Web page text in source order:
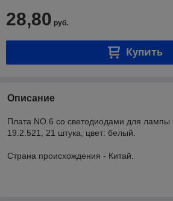
28,80 руб.
Купить
Описание
Плата NO.6 со светодиодами для лампы
19.2.521, 21 штука, цвет: белый.
Страна происхождения - Китай.